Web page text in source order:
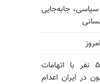
سیاسی، جابه‌جایی
سازمان ملل: دست‌کم ۵۶ نفر با اتهامات
اسفند ۱۴۰۴ تاکنون در ایران اعدام